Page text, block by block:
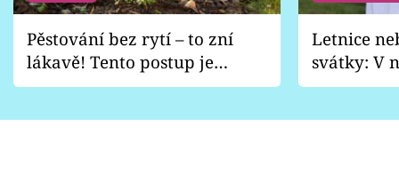
Pěstování bez rytí – to zní
lákavě! Tento postup je
vhodný jen pro některé
Letnice
svátky: V
pondělí